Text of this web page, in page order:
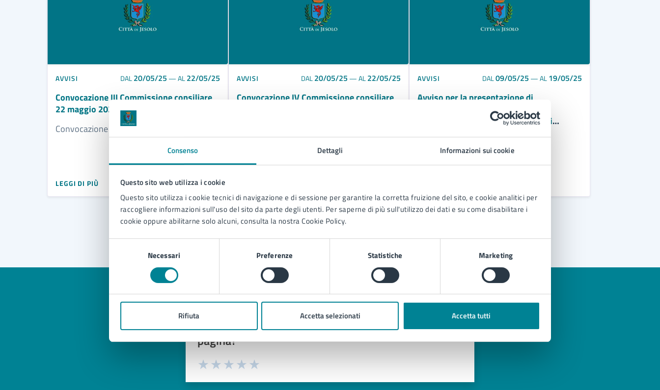
Consenso Dettagli Informazioni sui cookie
Questo sito web utilizza i cookie
Questo sito utilizza i cookie tecnici di navigazione e di sessione per garantire la corretta fruizione del sito, e cookie analitici per
raccogliere informazioni sull'uso del sito da parte degli utenti. Per saperne di più sull'utilizzo dei dati e su come disabilitare i
cookie oppure abilitarne solo alcuni, consulta la nostra Cookie Policy.
consenso
Necessari Preferenze Statistiche Marketing
Rifiuta Accetta selezionati Accetta tutti
AVVISI DAL20/05/25 —AL22/05/25
Convocazione III Commissione consiliare
22 maggio 2025
Convocazione
LEGGI DI PIÙ
AVVISI DAL20/05/25 —AL22/05/25
Convocazione IV Commissione consiliare
AVVISI DAL09/05/25 —AL19/05/25
Avviso per la presentazione di
osservazioni alla Relazione sulla
performance anno 2024 da parte di
con disabilità iscritte al registro unico
nazionale del terzo settore
Presentazione osservazioni entro il
19/05/2025.
« 1 2 3 … 26 27
Quanto sono chiare le informazioni su questa
pagina?